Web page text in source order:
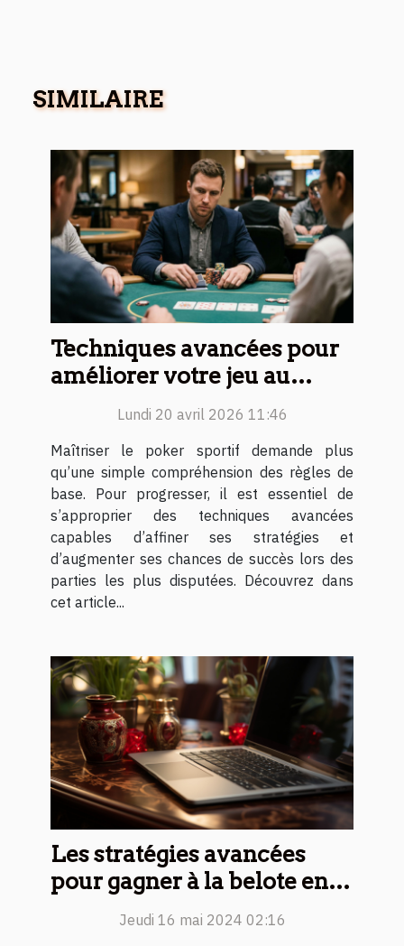
SIMILAIRE
Techniques avancées pour
améliorer votre jeu au
poker sportif
Lundi 20 avril 2026 11:46
Maîtriser le poker sportif demande plus
qu’une simple compréhension des règles de
base. Pour progresser, il est essentiel de
s’approprier des techniques avancées
capables d’affiner ses stratégies et
d’augmenter ses chances de succès lors des
parties les plus disputées. Découvrez dans
cet article...
Les stratégies avancées
pour gagner à la belote en
Jeudi 16 mai 2024 02:16